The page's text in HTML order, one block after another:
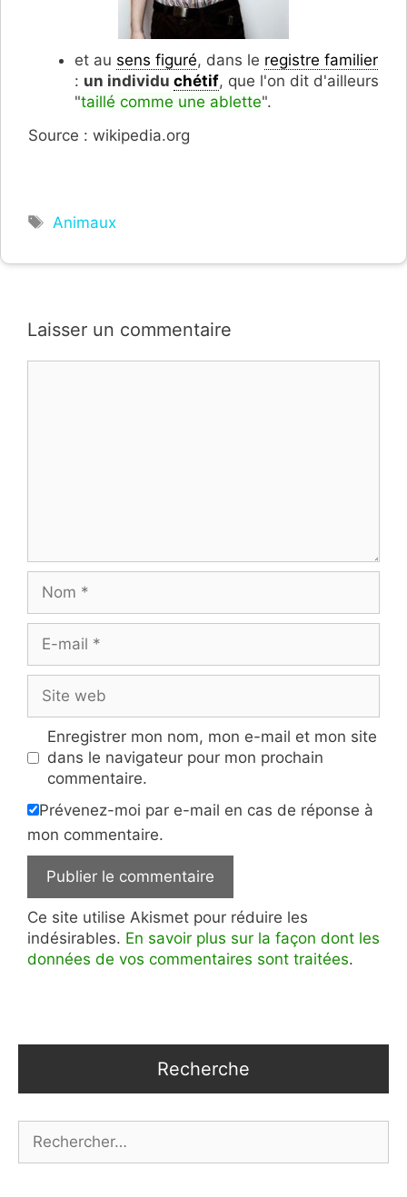
et au sens figuré, dans le registre familier
: un individu chétif, que l'on dit d'ailleurs
"taillé comme une ablette".
Source : wikipedia.org
Étiquettes
Animaux
Laisser un commentaire
mail
web
Enregistrer mon nom, mon e-mail et mon site
dans le navigateur pour mon prochain
commentaire.
Prévenez-moi par e-mail en cas de réponse à
mon commentaire.
Ce site utilise Akismet pour réduire les
indésirables. En savoir plus sur la façon dont les
données de vos commentaires sont traitées.
Recherche